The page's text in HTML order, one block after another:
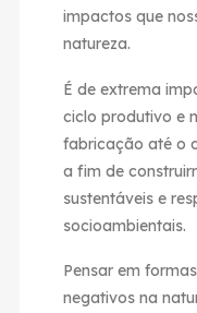
impactos que
natureza.
É de extrema
ciclo produtivo e
fabricação até o
a fim de
sustentáveis e
socioambientais.
Pensar em
negativos na